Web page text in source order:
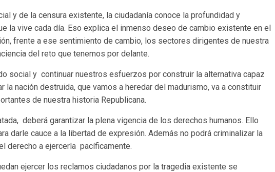
y de la censura existente, la ciudadanía conoce la profundidad y
la vive cada día. Eso explica el inmenso deseo de cambio existente en el
frente a ese sentimiento de cambio, los sectores dirigentes de nuestra
del reto que tenemos por delante.
social y continuar nuestros esfuerzos por construir la alternativa capaz
la nación destruida, que vamos a heredar del madurismo, va a constituir
de nuestra historia Republicana.
deberá garantizar la plena vigencia de los derechos humanos. Ello
darle cauce a la libertad de expresión. Además no podrá criminalizar la
derecho a ejercerla pacíficamente.
ejercer los reclamos ciudadanos por la tragedia existente se